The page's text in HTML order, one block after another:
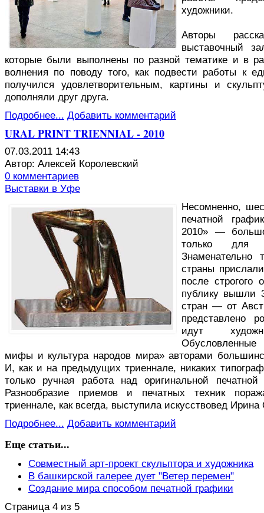
художники.
Авторы
выставочный
которые были выполнены по разной тематике и в
волнения по поводу того, как подвести работы к
получился удовлетворительным, картины и
дополняли друг друга.
Подробнее... Добавить комментарий
URAL PRINT TRIENNIAL - 2010
07.03.2011 14:43
Автор: Алексей Королевский
0 комментариев
Выставки в Уфе
Несомненно,
печатной
2010» —
только для
страны
после строгого
публику вышли
стран — от
представлено
идут
мифы и культура народов мира» авторами
И, как и на предыдущих триеннале, никаких
только ручная работа над оригинальной
Разнообразие приемов и печатных техник
триеннале, как всегда, выступила искусствовед Ирина
Подробнее... Добавить комментарий
Еще статьи...
Совместный арт-проект скульптора и художника
В башкирской галерее дует "Ветер перемен"
Создание мира способом печатной графики
Страница 4 из 5